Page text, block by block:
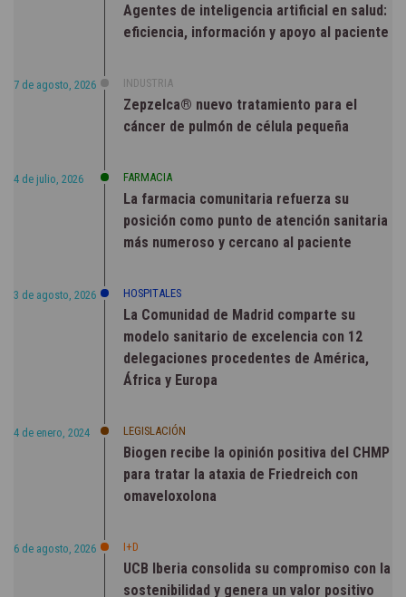
Agentes de inteligencia artificial en salud:
eficiencia, información y apoyo al paciente
7 de agosto, 2026 INDUSTRIA
Zepzelca® nuevo tratamiento para el
cáncer de pulmón de célula pequeña
4 de julio, 2026 FARMACIA
La farmacia comunitaria refuerza su
posición como punto de atención sanitaria
más numeroso y cercano al paciente
3 de agosto, 2026 HOSPITALES
La Comunidad de Madrid comparte su
modelo sanitario de excelencia con 12
delegaciones procedentes de América,
África y Europa
4 de enero, 2024 LEGISLACIÓN
Biogen recibe la opinión positiva del CHMP
para tratar la ataxia de Friedreich con
omaveloxolona
6 de agosto, 2026 I+D
UCB Iberia consolida su compromiso con la
sostenibilidad y genera un valor positivo